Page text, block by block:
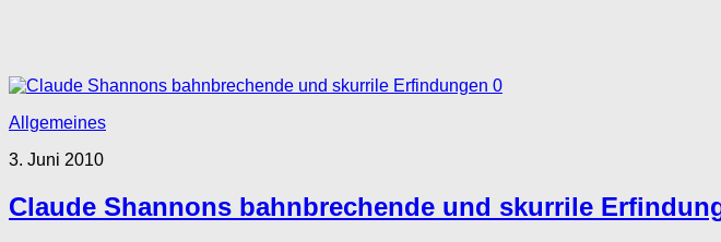
0
Allgemeines
3. Juni 2010
Claude Shannons bahnbrechende und skurrile